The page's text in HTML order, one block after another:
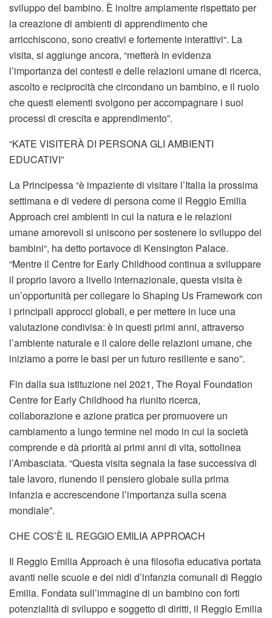
sviluppo del bambino. È inoltre ampiamente rispettato per
la creazione di ambienti di apprendimento che
arricchiscono, sono creativi e fortemente interattivi“. La
visita, si aggiunge ancora, “metterà in evidenza
l’importanza dei contesti e delle relazioni umane di ricerca,
ascolto e reciprocità che circondano un bambino, e il ruolo
che questi elementi svolgono per accompagnare i suoi
processi di crescita e apprendimento”.
“KATE VISITERÀ DI PERSONA GLI AMBIENTI
EDUCATIVI”
La Principessa “è impaziente di visitare l’Italia la prossima
settimana e di vedere di persona come il Reggio Emilia
Approach crei ambienti in cui la natura e le relazioni
umane amorevoli si uniscono per sostenere lo sviluppo dei
bambini“, ha detto portavoce di Kensington Palace.
“Mentre il Centre for Early Childhood continua a sviluppare
il proprio lavoro a livello internazionale, questa visita è
un’opportunità per collegare lo Shaping Us Framework con
i principali approcci globali, e per mettere in luce una
valutazione condivisa: è in questi primi anni, attraverso
l’ambiente naturale e il calore delle relazioni umane, che
iniziamo a porre le basi per un futuro resiliente e sano”.
Fin dalla sua istituzione nel 2021, The Royal Foundation
Centre for Early Childhood ha riunito ricerca,
collaborazione e azione pratica per promuovere un
cambiamento a lungo termine nel modo in cui la società
comprende e dà priorità ai primi anni di vita, sottolinea
l’Ambasciata. “Questa visita segnala la fase successiva di
tale lavoro, riunendo il pensiero globale sulla prima
infanzia e accrescendone l’importanza sulla scena
mondiale”.
CHE COS’È IL REGGIO EMILIA APPROACH
Il Reggio Emilia Approach è una filosofia educativa portata
avanti nelle scuole e dei nidi d’infanzia comunali di Reggio
Emilia. Fondata sull’immagine di un bambino con forti
potenzialità di sviluppo e soggetto di diritti, il Reggio Emilia